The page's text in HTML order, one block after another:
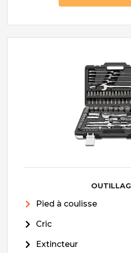
Pied à coulisse
Cric
Extincteur